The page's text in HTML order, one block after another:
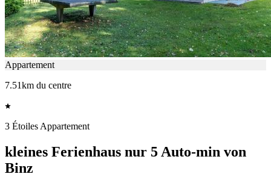
Appartement
7.51km du centre
3 Étoiles Appartement
kleines Ferienhaus nur 5 Auto-min von
Binz